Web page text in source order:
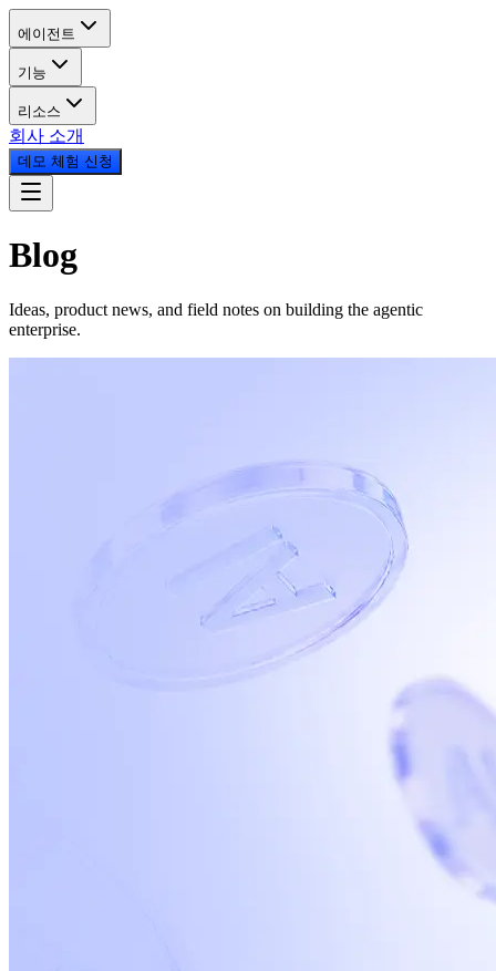
에이전트
기능
리소스
회사 소개
데모 체험 신청
Blog
Ideas, product news, and field notes on building the agentic
enterprise.